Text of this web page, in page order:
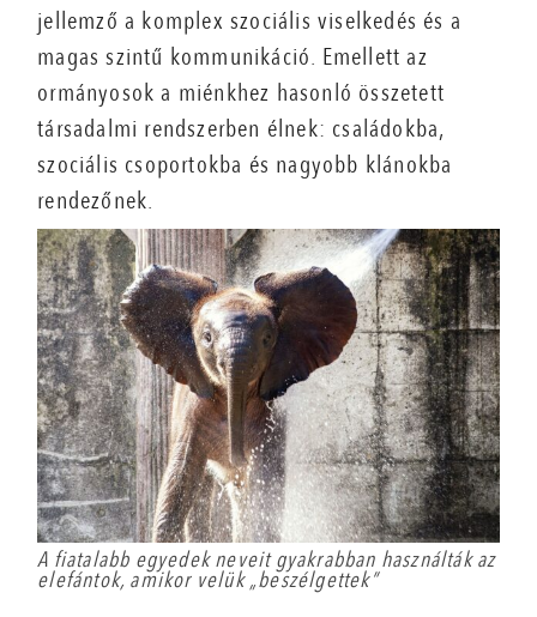
jellemző a komplex szociális viselkedés és a
magas szintű kommunikáció. Emellett az
ormányosok a miénkhez hasonló összetett
társadalmi rendszerben élnek: családokba,
szociális csoportokba és nagyobb klánokba
rendezőnek.
A fiatalabb egyedek neveit gyakrabban használták az
elefántok, amikor velük „beszélgettek”